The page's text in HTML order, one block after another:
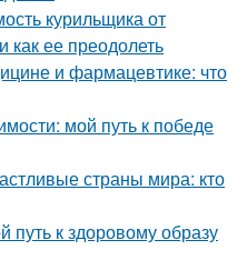
курильщика от
как ее преодолеть
и фармацевтике: что
мой путь к победе
страны мира: кто
путь к здоровому образу